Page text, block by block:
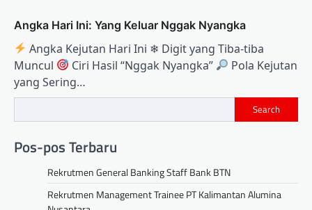
Angka Hari Ini: Yang Keluar Nggak Nyangka
Angka Kejutan Hari Ini ❄ Digit yang Tiba-tiba
Muncul
Ciri Hasil “Nggak Nyangka”
Pola Kejutan
yang Sering…
Search
Pos-pos Terbaru
Rekrutmen General Banking Staff Bank BTN
Rekrutmen Management Trainee PT Kalimantan Alumina